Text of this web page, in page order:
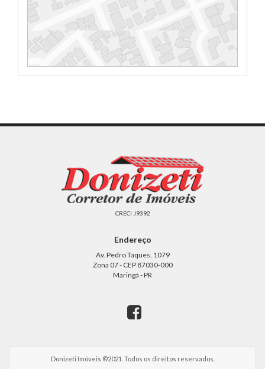
CRECI J9392
Endereço
Av. Pedro Taques, 1079
Zona 07 - CEP 87030-000
Maringá - PR
Donizeti Imóveis ©2021. Todos os direitos reservados.